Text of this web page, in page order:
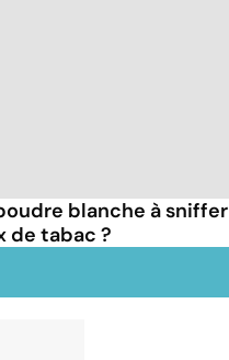
blanche à sniffer
de tabac ?